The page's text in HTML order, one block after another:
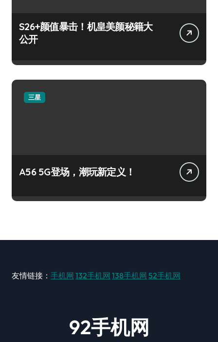
S26+颜值暴击！机皇美颜秘籍大
公开
三星
A56 5G登场，潮玩新定义！
友情链接： 手机网 132手机网 138手机网 52手机网
92手机网